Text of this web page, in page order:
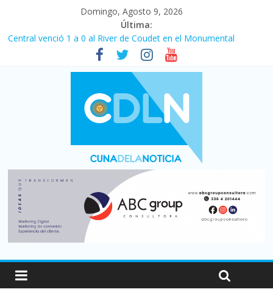
Domingo, Agosto 9, 2026
Última:
Central venció 1 a 0 al River de Coudet en el Monumental
La morosidad alcanzó su nivel más alto en dos décadas y ya
afecta a 400 mil deudores en Santa Fe
Desde que asumió Milei cerraron 41.000 kioscos: el sector
denuncia crisis como en 2001
Vacaciones de invierno con más movimiento y consumo
turístico: 4,6 millones de personas viajaron por el país, un 5,9%
Fuerte caída de la venta de autos usados en julio: bajó un 12,6%